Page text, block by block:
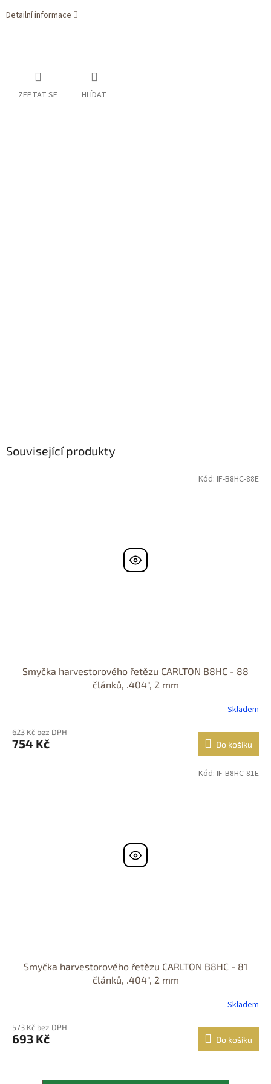
Detailní informace
ZEPTAT SE HLÍDAT
Související produkty
Smyčka harvestorového řetězu CARLTON B8HC - 88
článků, .404", 2 mm
Skladem
623 Kč bez DPH
754 Kč Do košíku
Kód: IF-B8HC-88E
Smyčka harvestorového řetězu CARLTON B8HC - 81
článků, .404", 2 mm
Skladem
573 Kč bez DPH
693 Kč Do košíku
Kód: IF-B8HC-81E